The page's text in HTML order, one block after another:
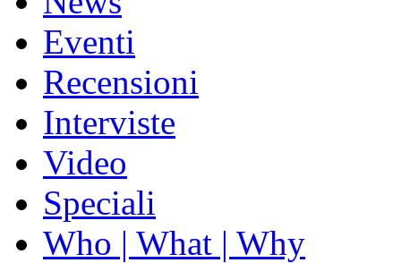
Eventi
Recensioni
Interviste
Video
Speciali
Who | What | Why